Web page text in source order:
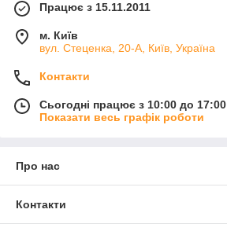
Працює з 15.11.2011
м. Київ
вул. Стеценка, 20-А, Київ, Україна
Контакти
Сьогодні працює з 10:00 до 17:00
Показати весь графік роботи
Про нас
Контакти